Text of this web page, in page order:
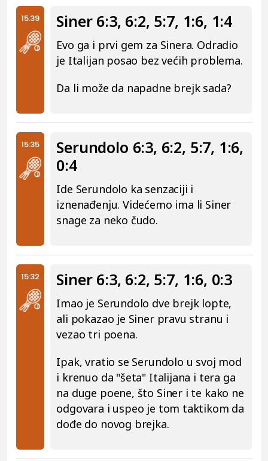
15:39 Siner 6:3, 6:2, 5:7, 1:6, 1:4
Evo ga i prvi gem za Sinera. Odradio
je Italijan posao bez većih problema.
Da li može da napadne brejk sada?
15:35
Serundolo 6:3, 6:2, 5:7, 1:6,
0:4
Ide Serundolo ka senzaciji i
iznenađenju. Videćemo ima li Siner
snage za neko čudo.
15:32 Siner 6:3, 6:2, 5:7, 1:6, 0:3
Imao je Serundolo dve brejk lopte,
ali pokazao je Siner pravu stranu i
vezao tri poena.
Ipak, vratio se Serundolo u svoj mod
i krenuo da "šeta" Italijana i tera ga
na duge poene, što Siner i te kako ne
odgovara i uspeo je tom taktikom da
dođe do novog brejka.